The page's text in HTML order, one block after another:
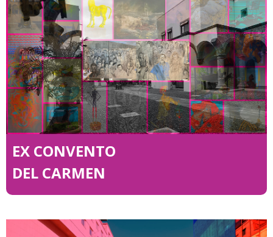
EX CONVENTO
DEL CARMEN